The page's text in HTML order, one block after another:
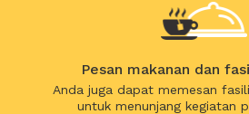
Pesan makanan dan
Anda juga dapat memesan
untuk menunjang kegiatan